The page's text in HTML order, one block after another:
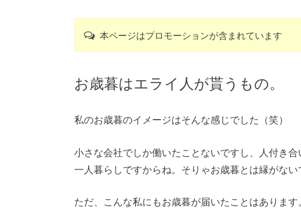
本ページはプロモーションが含まれています
お歳暮はエライ人が貰うもの。
私のお歳暮のイメージはそんな感じでした（笑）
小さな会社でしか働いたことないですし、人付き
一人暮らしですからね。そりゃお歳暮とは縁がない
ただ、こんな私にもお歳暮が届いたことはありま